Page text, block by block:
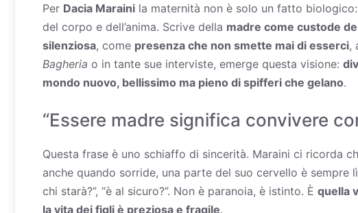
Per Dacia Maraini la maternità non è solo un fatto
del corpo e dell’anima. Scrive della madre come custode
silenziosa, come presenza che non smette mai di esserci,
Bagheria o in tante sue interviste, emerge questa visione:
mondo nuovo, bellissimo ma pieno di spifferi che gelano.
“Essere madre significa convivere
Questa frase è uno schiaffo di sincerità. Maraini ci ricorda
anche quando sorride, una parte del suo cervello è sempre
chi starà?”, “è al sicuro?”. Non è paranoia, è istinto. È quella
la vita dei figli è preziosa e fragile.